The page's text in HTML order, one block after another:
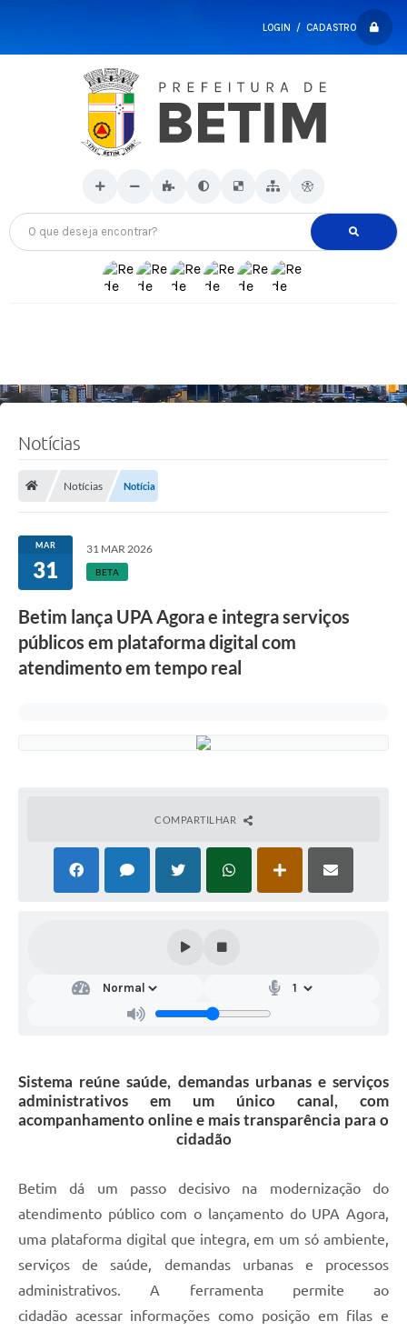
LOGIN / CADASTRO
O que deseja encontrar?
Notícias
Notícias Notícia
MAR
31
31 MAR 2026
BETA
Betim lança UPA Agora e integra serviços
públicos em plataforma digital com
atendimento em tempo real
COMPARTILHAR
Sistema reúne saúde, demandas urbanas e serviços
administrativos em um único canal, com
acompanhamento online e mais transparência para o
cidadão
Betim dá um passo decisivo na modernização do
atendimento público com o lançamento do UPA Agora,
uma plataforma digital que integra, em um só ambiente,
serviços de saúde, demandas urbanas e processos
administrativos. A ferramenta permite ao
cidadão acessar informações como posição em filas e